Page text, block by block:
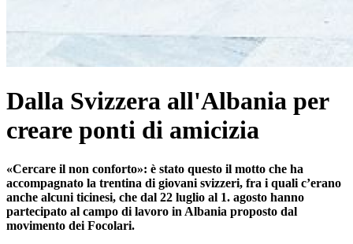
Dalla Svizzera all'Albania per
creare ponti di amicizia
«Cercare il non conforto»: è stato questo il motto che ha
accompagnato la trentina di giovani svizzeri, fra i quali c’erano
anche alcuni ticinesi, che dal 22 luglio al 1. agosto hanno
partecipato al campo di lavoro in Albania proposto dal
movimento dei Focolari.